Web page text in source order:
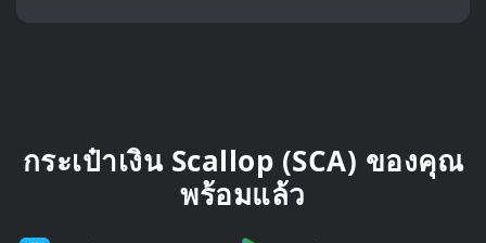
กระเป๋าเงิน Scallop (SCA) ของคุณ
พร้อมแล้ว